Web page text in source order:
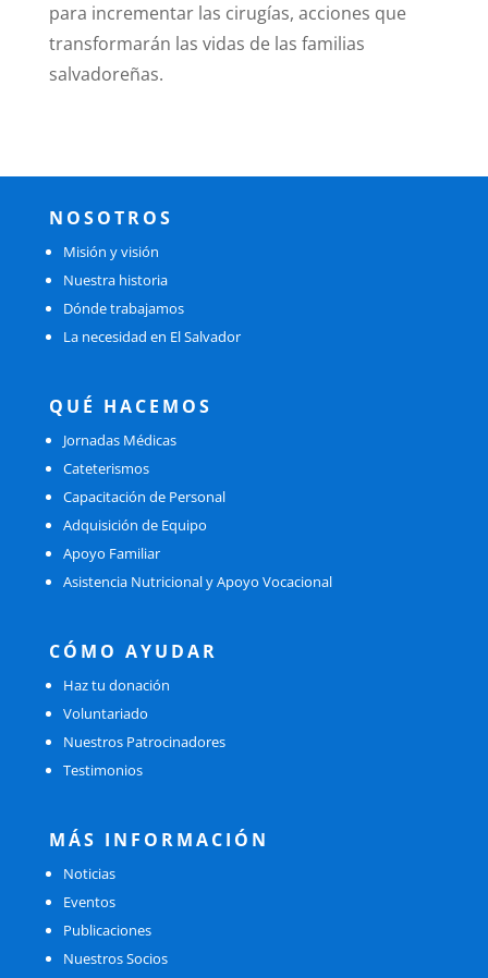
para incrementar las cirugías, acciones que
transformarán las vidas de las familias
salvadoreñas.
NOSOTROS
Misión y visión
Nuestra historia
Dónde trabajamos
La necesidad en El Salvador
QUÉ HACEMOS
Jornadas Médicas
Cateterismos
Capacitación de Personal
Adquisición de Equipo
Apoyo Familiar
Asistencia Nutricional y Apoyo Vocacional
CÓMO AYUDAR
Haz tu donación
Voluntariado
Nuestros Patrocinadores
Testimonios
MÁS INFORMACIÓN
Noticias
Eventos
Publicaciones
Nuestros Socios